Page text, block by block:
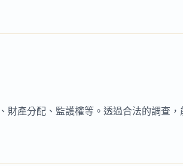
產分配、監護權等。透過合法的調查